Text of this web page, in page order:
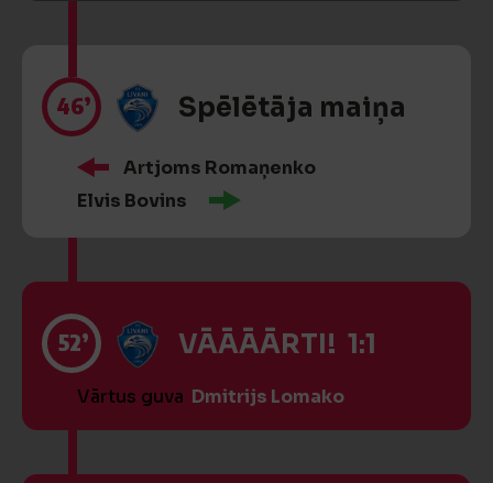
46’ Spēlētāja maiņa
Artjoms Romaņenko
Elvis Bovins
52’ VĀĀĀĀRTI! 1:1
Vārtus guva Dmitrijs Lomako